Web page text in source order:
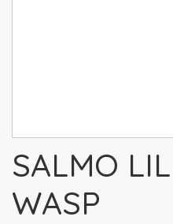
SALMO
WASP